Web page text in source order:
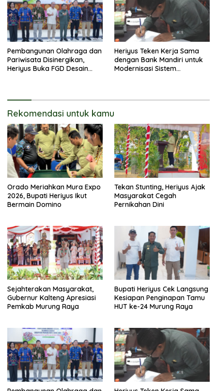
Pembangunan Olahraga dan
Pariwisata Disinergikan,
Heriyus Buka FGD Desain
Heriyus Teken Kerja Sama
dengan Bank Mandiri untuk
Modernisasi Sistem
Rekomendasi untuk kamu
Orado Meriahkan Mura Expo
2026, Bupati Heriyus Ikut
Bermain Domino
Tekan Stunting, Heriyus Ajak
Masyarakat Cegah
Pernikahan Dini
Sejahterakan Masyarakat,
Gubernur Kalteng Apresiasi
Pemkab Murung Raya
Bupati Heriyus Cek Langsung
Kesiapan Penginapan Tamu
HUT ke-24 Murung Raya